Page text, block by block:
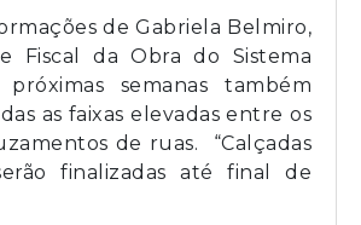
de Gabriela Belmiro,
Fiscal da Obra do Sistema
próximas semanas também
as faixas elevadas entre os
de ruas. “Calçadas
finalizadas até final de